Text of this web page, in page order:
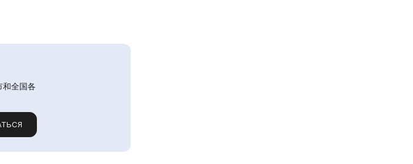
和全国各